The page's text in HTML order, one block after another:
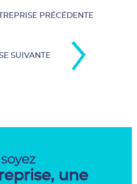
PRÉCÉDENTE
SUIVANTE
une